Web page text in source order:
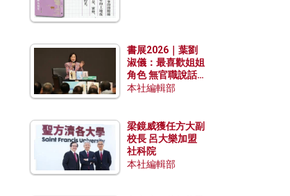
書展2026｜葉劉
淑儀：最喜歡姐姐
角色 無官職說話
包袱少
本社編輯部
梁鏡威獲任方大副
校長 呂大樂加盟
社科院
本社編輯部